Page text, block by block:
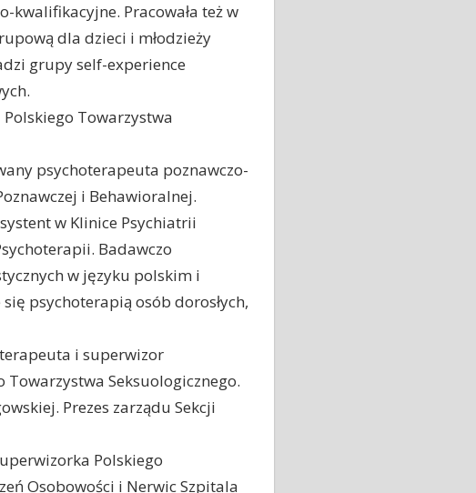
kwalifikacyjne. Pracowała też w
dla dzieci i młodzieży
grupy self-experience
Towarzystwa
psychoterapeuta poznawczo-
i Behawioralnej.
w Klinice Psychiatrii
Badawczo
w języku polskim i
psychoterapią osób dorosłych,
i superwizor
Seksuologicznego.
Prezes zarządu Sekcji
Polskiego
Osobowości i Nerwic Szpitala